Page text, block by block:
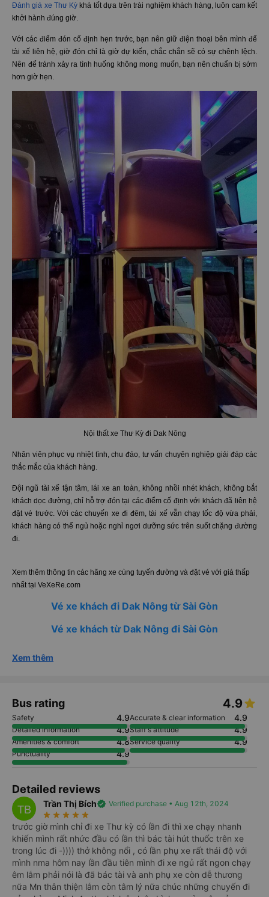
Đánh giá xe Thư Kỳ khá tốt dựa trên trài nghiệm khách hàng, luôn cam kết
khởi hành đúng giờ.
Với các điểm đón cố định hẹn trước, bạn nên giữ điện thoại bên mình để
tài xế liên hệ, giờ đón chỉ là giờ dự kiến, chắc chắn sẽ có sự chênh lệch.
Nên để tránh xảy ra tình huống không mong muốn, bạn nên chuẩn bị sớm
hơn giờ hẹn.
Nội thất xe Thư Kỳ đi Dak Nông
Nhân viên phục vụ nhiệt tình, chu đáo, tư vấn chuyên nghiệp giải đáp các
thắc mắc của khách hàng.
Đội ngũ tài xế tận tâm, lái xe an toàn, không nhồi nhét khách, không bắt
khách dọc đường, chỉ hỗ trợ đón tại các điểm cố định với khách đã liên hệ
đặt vé trước. Với các chuyến xe đi đêm, tài xế vẫn chạy tốc độ vừa phải,
khách hàng có thể ngủ hoặc nghỉ ngơi dưỡng sức trên suốt chặng đường
đi.
Xem thêm thông tin các hãng xe cùng tuyến đường và đặt vé với giá thấp
nhất tại VeXeRe.com
Vé xe khách đi Dak Nông từ Sài Gòn
Vé xe khách từ Dak Nông đi Sài Gòn
Xem thêm
Bus rating 4.9
Safety 4.9Accurate & clear information 4.9
Detailed information 4.9Staff's attitude 4.9
Amenities & comfort 4.8Service quality 4.9
Punctuality 4.9
Detailed reviews
TB Trần Thị Bíchverified Verified purchase • Aug 12th, 2024
star_rate star_rate star_rate star_rate star_rate
trước giờ mình chỉ đi xe Thư kỳ có lần đi thì xe chạy nhanh
khiến mình rất nhức đầu có lần thì bác tài hút thuốc trên xe
trong lúc đi -)))) thở không nổi , có lần phụ xe rất thái độ với
mình nma hôm nay lần đầu tiên mình đi xe ngủ rất ngon chạy
êm lắm phải nói là đã bác tài và anh phụ xe còn dễ thương
nữa Mn thân thiện lắm còn tâm lý nữa chúc những chuyến đi